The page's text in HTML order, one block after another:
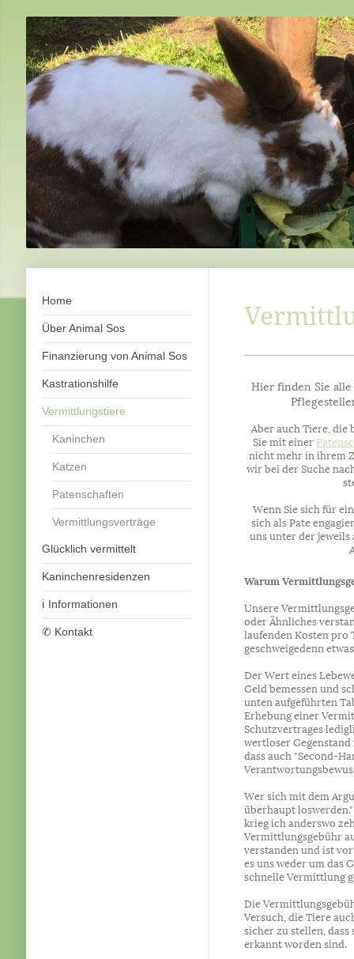
Home
Über Animal Sos
Finanzierung von Animal Sos
Kastrationshilfe
Vermittlungstiere
Kaninchen
Katzen
Patenschaften
Vermittlungsverträge
Glücklich vermittelt
Kaninchenresidenzen
ℹ️ Informationen
✆ Kontakt
Hier finden Sie alle
Aber auch Tiere,
Sie mit einer
nicht mehr in ihrem
wir bei der Suche
Wenn Sie sich für
sich als Pate
uns unter der
Warum
Unsere
oder Ähnliches
laufenden Kosten pro
geschweigedenn
Der Wert eines
Geld bemessen und
unten aufgeführten
Erhebung einer
Schutzvertrages
wertloser
dass auch "Second-
Wer sich mit dem
überhaupt
krieg ich anderswo
Vermittlungsgebühr
verstanden und ist
es uns weder um das
schnelle Vermittlung
Die
Versuch, die Tiere
sicher zu stellen,
erkannt worden sind.